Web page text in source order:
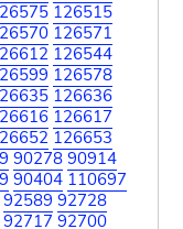
126515
126571
126544
126578
126636
126617
126653
90278 90914
90404 110697
92589 92728
92717 92700